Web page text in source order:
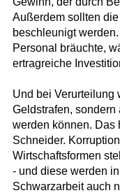
Außerdem sollten
beschleunigt
Personal bräuchte,
ertragreiche
Und bei Verurteilung
Geldstrafen,
werden können. Das
Schneider.
Wirtschaftsformen
- und diese werden
Schwarzarbeit auch